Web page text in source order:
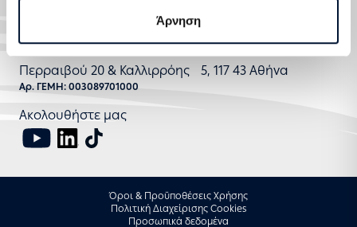
Άρνηση
Περραιβού 20 & Καλλιρρόης 5, 117 43 Αθήνα
Αρ. ΓΕΜΗ: 003089701000
Ακολουθήστε μας
Όροι & Προϋποθέσεις Χρήσης
Πολιτική Διαχείρισης Cookies
Προσωπικά δεδομένα